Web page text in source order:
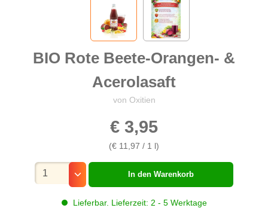
BIO Rote Beete-Orangen- &
Acerolasaft
von Oxitien
€ 3,95
(€ 11,97 / 1 l)
Lieferbar. Lieferzeit: 2 - 5 Werktage
Mengenauswahl
In den Warenkorb